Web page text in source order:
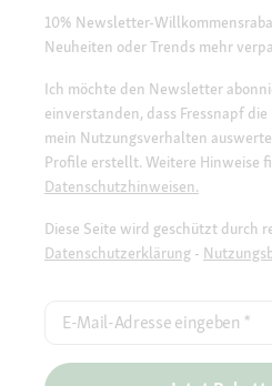
10% Newsletter-
Neuheiten oder Trends mehr
Ich möchte den Newsletter
einverstanden, dass Fressnapf
mein Nutzungsverhalten
Profile erstellt. Weitere Hinweise
Datenschutzhinweisen.
Diese Seite wird geschützt durch
Datenschutzerklärung -
E-Mail-Adresse eingeben *